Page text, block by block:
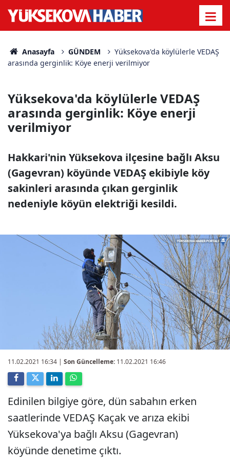
Anasayfa GÜNDEM
Yüksekova'da köylülerle VEDAŞ
arasında gerginlik: Köye enerji verilmiyor
Yüksekova'da köylülerle VEDAŞ
arasında gerginlik: Köye enerji
verilmiyor
Hakkari'nin Yüksekova ilçesine bağlı Aksu
(Gagevran) köyünde VEDAŞ ekibiyle köy
sakinleri arasında çıkan gerginlik
nedeniyle köyün elektriği kesildi.
11.02.2021 16:34 | Son Güncelleme: 11.02.2021 16:46
Edinilen bilgiye göre, dün sabahın erken
saatlerinde VEDAŞ Kaçak ve arıza ekibi
Yüksekova'ya bağlı Aksu (Gagevran)
köyünde denetime çıktı.